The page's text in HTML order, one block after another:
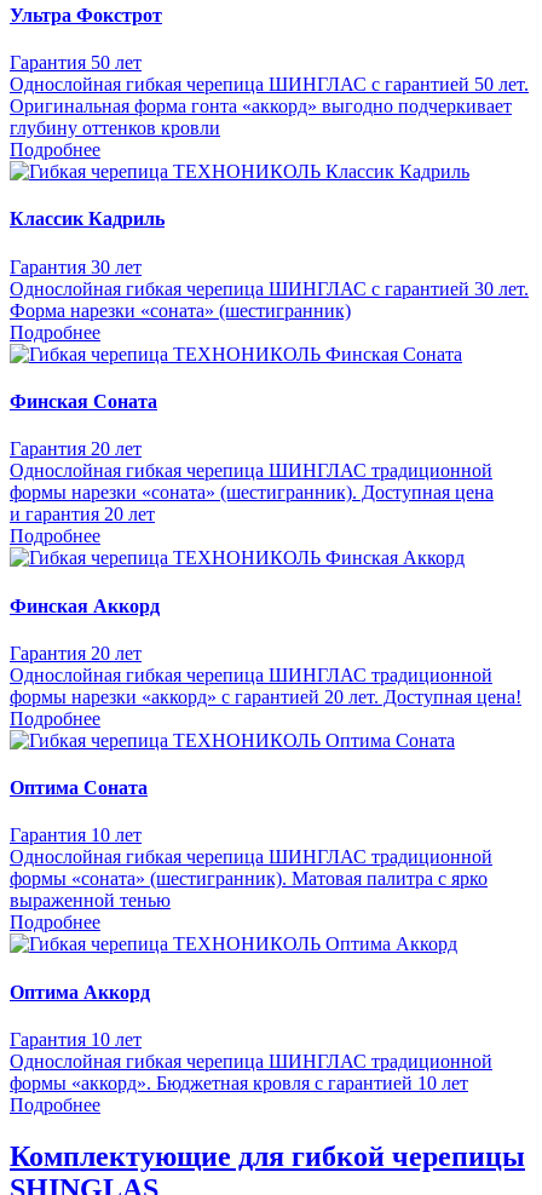
Ультра Фокстрот
Гарантия 50 лет
Однослойная гибкая черепица ШИНГЛАС с гарантией 50 лет.
Оригинальная форма гонта «аккорд» выгодно подчеркивает
глубину оттенков кровли
Подробнее
Классик Кадриль
Гарантия 30 лет
Однослойная гибкая черепица ШИНГЛАС с гарантией 30 лет.
Форма нарезки «соната» (шестигранник)
Подробнее
Финская Соната
Гарантия 20 лет
Однослойная гибкая черепица ШИНГЛАС традиционной
формы нарезки «соната» (шестигранник). Доступная цена
и гарантия 20 лет
Подробнее
Финская Аккорд
Гарантия 20 лет
Однослойная гибкая черепица ШИНГЛАС традиционной
формы нарезки «аккорд» с гарантией 20 лет. Доступная цена!
Подробнее
Оптима Соната
Гарантия 10 лет
Однослойная гибкая черепица ШИНГЛАС традиционной
формы «соната» (шестигранник). Матовая палитра с ярко
выраженной тенью
Подробнее
Оптима Аккорд
Гарантия 10 лет
Однослойная гибкая черепица ШИНГЛАС традиционной
формы «аккорд». Бюджетная кровля с гарантией 10 лет
Подробнее
Комплектующие для гибкой черепицы
SHINGLAS